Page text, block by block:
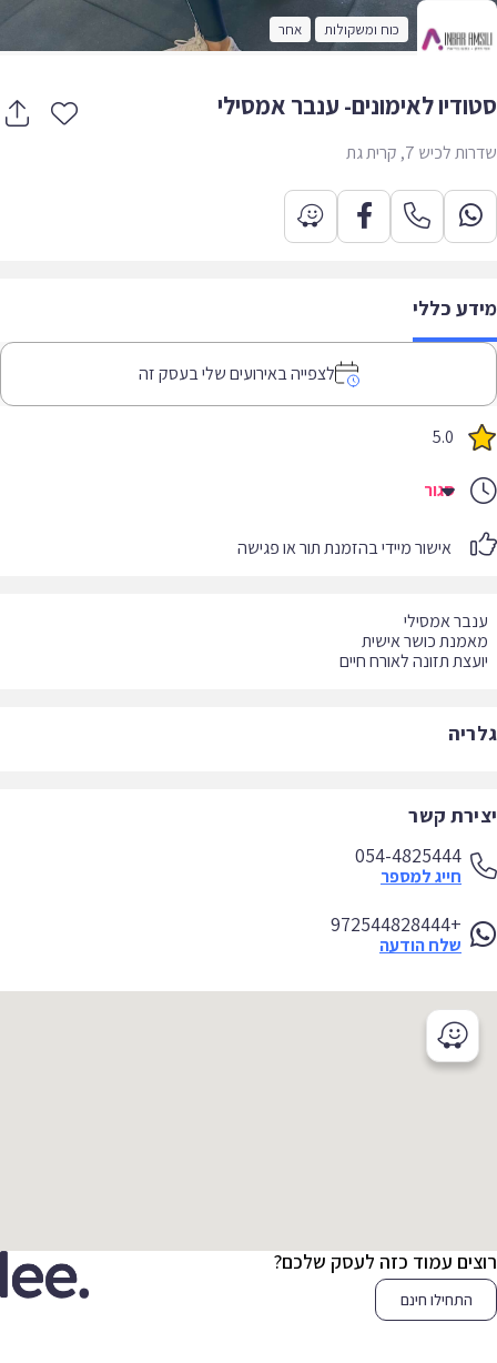
כוח ומשקולות אחר
לאימונים- ענבר אמסילי
לכיש 7, קרית גת
כללי
לצפייה באירועים שלי בעסק זה
5.0
סגור
אישור מיידי בהזמנת תור או פגישה
תזונה לאורח חיים
קשר
054-4825444
חייג למספר
+972544828444
שלח הודעה
עמוד כזה לעסק שלכם?
התחילו חינם